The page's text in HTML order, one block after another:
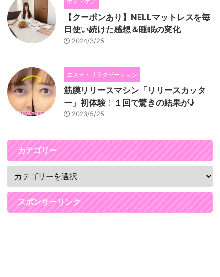
【クーポンあり】NELLマットレスを毎
日使い続けた感想＆睡眠の変化
2024/3/25
エステ・リラクゼーション
筋膜リリースマシン「リリースカッタ
ー」初体験！１回で驚きの結果が♪
2023/5/25
カテゴリー
スポンサーリンク